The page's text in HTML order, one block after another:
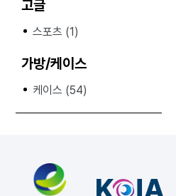
고글
스포츠 (1)
가방/케이스
케이스 (54)